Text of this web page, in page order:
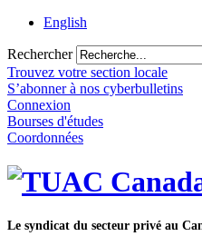
English
Rechercher
Trouvez votre section locale
S’abonner à nos cyberbulletins
Connexion
Bourses d'études
Coordonnées
Le syndicat du secteur privé au